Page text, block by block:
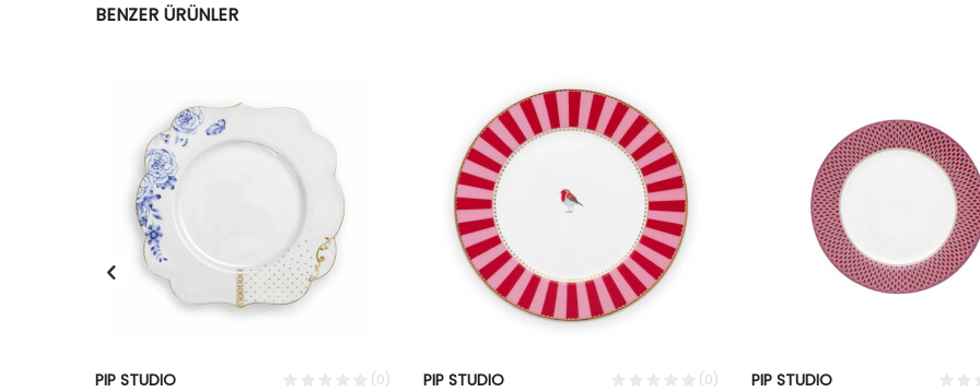
BENZER ÜRÜNLER
PIP STUDIO (0) PIP STUDIO (0) PIP STUDIO